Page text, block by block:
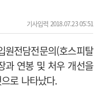
기사입력 2018.07.23 05:51
전담전문의(호스피탈
과 연봉 및 처우 개선을
로 나타났다.